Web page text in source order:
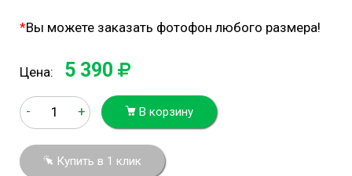
*Вы можете заказать фотофон любого размера!
Цена: 5 390
- + В корзину
Купить в 1 клик